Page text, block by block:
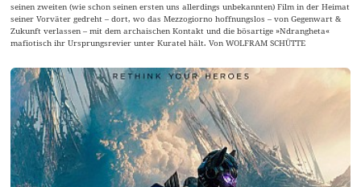
seinen zweiten (wie schon seinen ersten uns allerdings unbekannten) Film in der Heimat
seiner Vorväter gedreht – dort, wo das Mezzogiorno hoffnungslos – von Gegenwart &
Zukunft verlassen – mit dem archaischen Kontakt und die bösartige »Ndrangheta«
mafiotisch ihr Ursprungsrevier unter Kuratel hält. Von WOLFRAM SCHÜTTE